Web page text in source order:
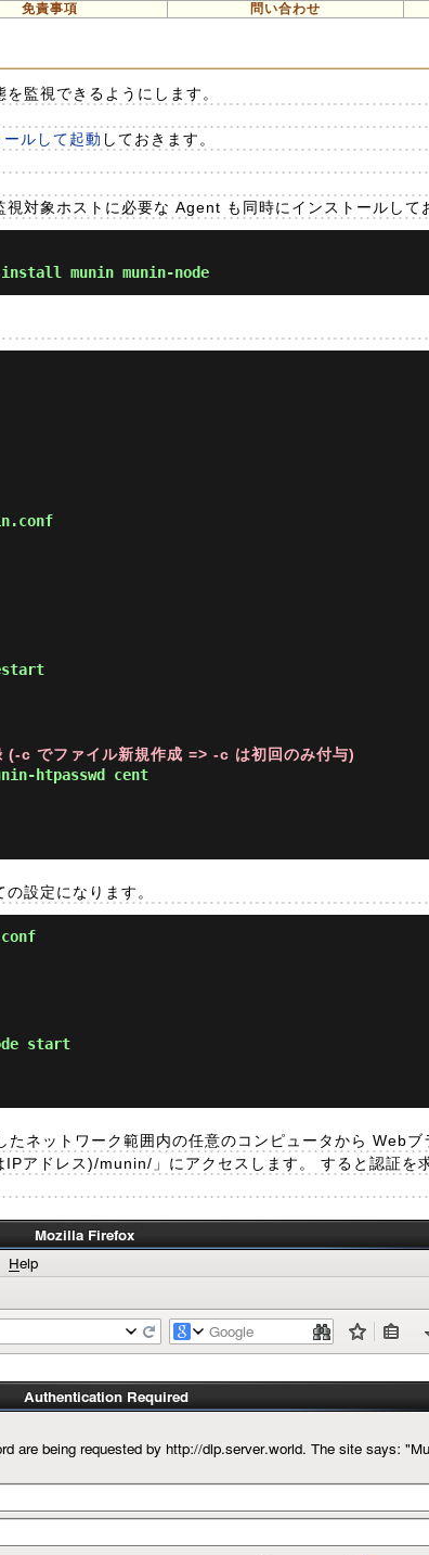
免責事項
問い合わせ
監視できるようにします。
ルして起動 しておきます。
対象ホストに必要な Agent も同時にインストールして
munin munin-node
(-c でファイル新規作成 => -c は初回のみ付与)
htpasswd cent
設定になります。
start
ネットワーク範囲内の任意のコンピュータから Webブ
アドレス)/munin/」にアクセスします。 すると認証を